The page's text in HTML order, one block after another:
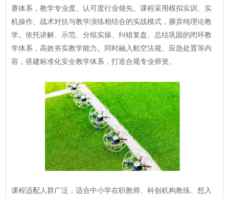
赛体系，教学专业度、认可度行业领先。课程采用模拟实训、实
机操作、战术对抗与教学演练相结合的实战模式，摒弃纯理论教
学。依托讲解、示范、分组实操、纠错复盘、总结巩固的闭环教
学体系，高效夯实教学能力。同时融入航空法规、应急处置等内
容，搭建标准化安全教学体系，打造合规专业师资。
课程适配人群广泛，适合中小学在职教师、科创机构教练、想入